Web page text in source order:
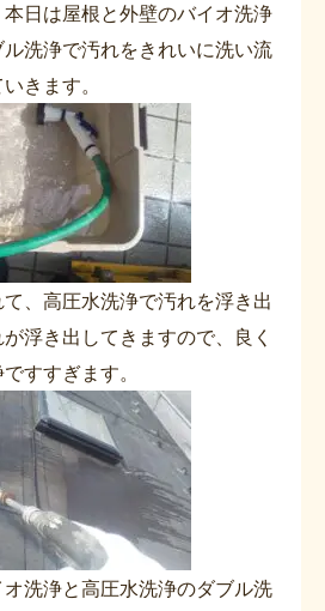
日は屋根と外壁のバイオ洗浄
洗浄で汚れをきれいに洗い流
きます。
、高圧水洗浄で汚れを浮き出
浮き出してきますので、良く
すすぎます。
洗浄と高圧水洗浄のダブル洗